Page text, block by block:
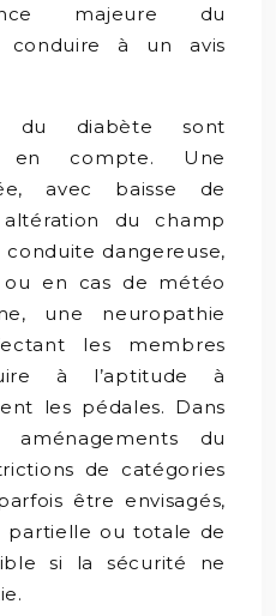
majeure du
conduire à un avis
du diabète sont
en compte. Une
avec baisse de
du champ
dangereuse,
en cas de météo
une neuropathie
les membres
à l’aptitude à
les pédales. Dans
aménagements du
de catégories
être envisagés,
partielle ou totale de
si la sécurité ne